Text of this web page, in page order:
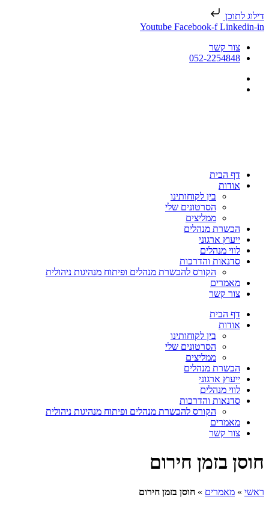
דילוג לתוכן
Youtube Facebook-f Linkedin-in
צור קשר
052-2254848
דף הבית
אודות
בין לקוחותינו
הסרטונים שלי
ממליצים
הכשרת מנהלים
ייעוץ ארגוני
לווי מנהלים
סדנאות והדרכות
הקורס להכשרת מנהלים ופיתוח מנהיגות ניהולית
מאמרים
צור קשר
דף הבית
אודות
בין לקוחותינו
הסרטונים שלי
ממליצים
הכשרת מנהלים
ייעוץ ארגוני
לווי מנהלים
סדנאות והדרכות
הקורס להכשרת מנהלים ופיתוח מנהיגות ניהולית
מאמרים
צור קשר
חוסן בזמן חירום
ראשי » מאמרים » חוסן בזמן חירום